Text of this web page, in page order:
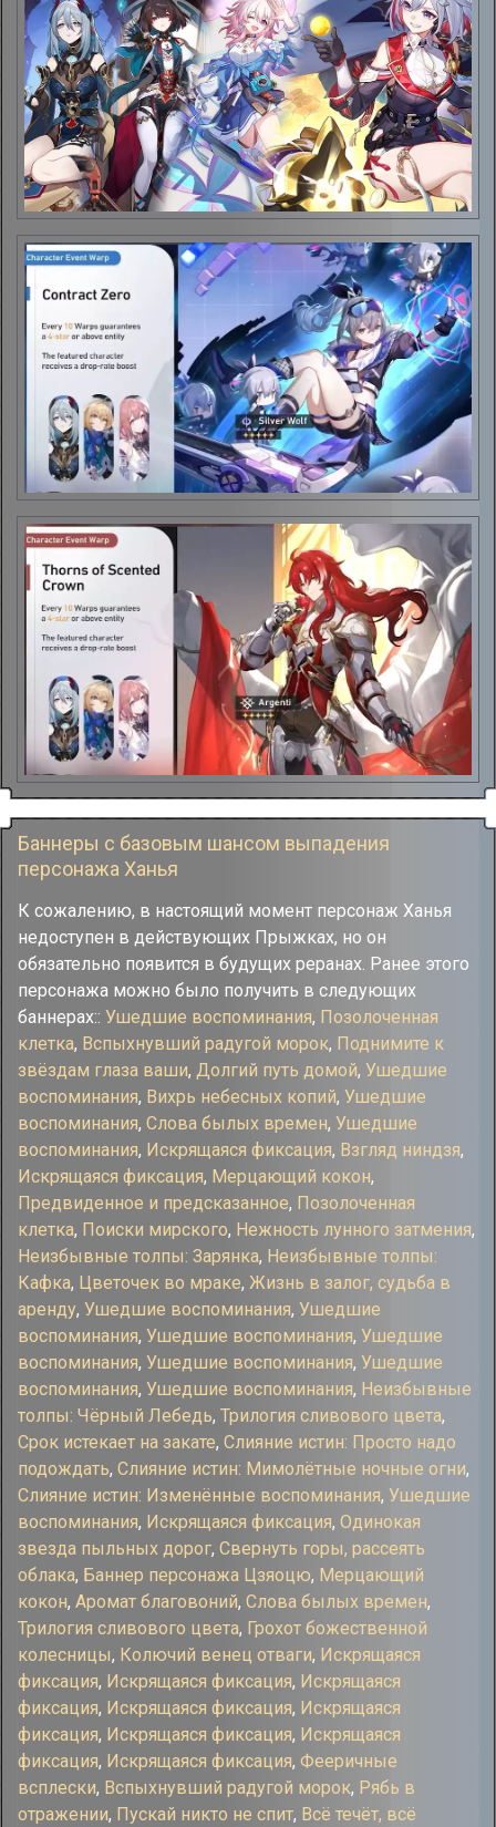
Баннеры с базовым шансом выпадения
персонажа Ханья
К сожалению, в настоящий момент персонаж Ханья
недоступен в действующих Прыжках, но он
обязательно появится в будущих реранах. Ранее этого
персонажа можно было получить в следующих
баннерах:: Ушедшие воспоминания, Позолоченная
клетка, Вспыхнувший радугой морок, Поднимите к
звёздам глаза ваши, Долгий путь домой, Ушедшие
воспоминания, Вихрь небесных копий, Ушедшие
воспоминания, Слова былых времен, Ушедшие
воспоминания, Искрящаяся фиксация, Взгляд ниндзя,
Искрящаяся фиксация, Мерцающий кокон,
Предвиденное и предсказанное, Позолоченная
клетка, Поиски мирского, Нежность лунного затмения,
Неизбывные толпы: Зарянка, Неизбывные толпы:
Кафка, Цветочек во мраке, Жизнь в залог, судьба в
аренду, Ушедшие воспоминания, Ушедшие
воспоминания, Ушедшие воспоминания, Ушедшие
воспоминания, Ушедшие воспоминания, Ушедшие
воспоминания, Ушедшие воспоминания, Неизбывные
толпы: Чёрный Лебедь, Трилогия сливового цвета,
Срок истекает на закате, Слияние истин: Просто надо
подождать, Слияние истин: Мимолётные ночные огни,
Слияние истин: Изменённые воспоминания, Ушедшие
воспоминания, Искрящаяся фиксация, Одинокая
звезда пыльных дорог, Свернуть горы, рассеять
облака, Баннер персонажа Цзяоцю, Мерцающий
кокон, Аромат благовоний, Слова былых времен,
Трилогия сливового цвета, Грохот божественной
колесницы, Колючий венец отваги, Искрящаяся
фиксация, Искрящаяся фиксация, Искрящаяся
фиксация, Искрящаяся фиксация, Искрящаяся
фиксация, Искрящаяся фиксация, Искрящаяся
фиксация, Искрящаяся фиксация, Фееричные
всплески, Вспыхнувший радугой морок, Рябь в
отражении, Пускай никто не спит, Всё течёт, всё